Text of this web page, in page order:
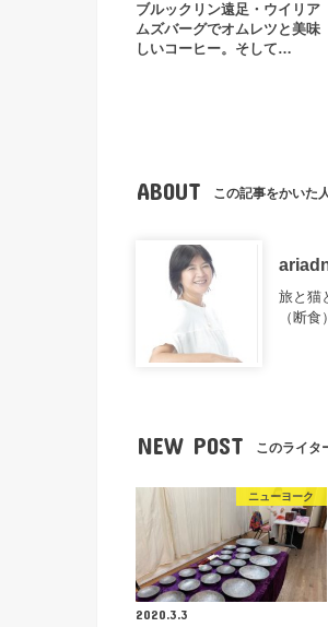
ブルックリン遠足・ウイリア
ムズバーグでオムレツと美味
しいコーヒー。そして…
ABOUT この記事をかいた
旅と猫
（断食
NEW POST このライタ
ニューヨーク
2020.3.3